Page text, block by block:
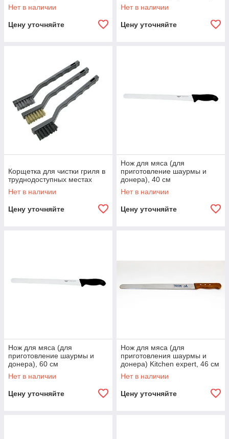
Нет в наличии
Цену уточняйте
Нет в наличии
Цену уточняйте
Корщетка для чистки гриля в
труднодоступных местах
Нет в наличии
Цену уточняйте
Нож для мяса (для
приготовление шаурмы и
донера), 40 см
Нет в наличии
Цену уточняйте
Нож для мяса (для
приготовление шаурмы и
донера), 60 см
Нет в наличии
Цену уточняйте
Нож для мяса (для
приготовления шаурмы и
донера) Kitchen expert, 46 см
Нет в наличии
Цену уточняйте